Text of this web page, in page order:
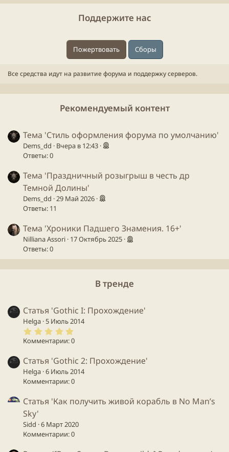
Поддержите нас
Пожертвовать Сборы
Все средства идут на развитие форума и поддержку серверов.
Рекомендуемый контент
Тема 'Стиль оформления форума по умолчанию'
Dems_dd
Вчера в 12:43
Ответы: 0
Тема 'Праздничный розыгрыш в честь др
Темной Долины'
Dems_dd 29 Май 2026
Ответы: 11
Тема 'Хроники Падшего Знамения. 16+'
Nilliana Assori 17 Октябрь 2025
Ответы: 0
В тренде
Статья 'Gothic I: Прохождение'
Helga 5 Июль 2014
5
.
0
з
в
ё
з
Комментарии: 0
Статья 'Gothic 2: Прохождение'
Helga 6 Июль 2014
Комментарии: 0
Статья 'Как получить живой корабль в No Man’s
Sky'
Sidd 6 Март 2020
Комментарии: 0